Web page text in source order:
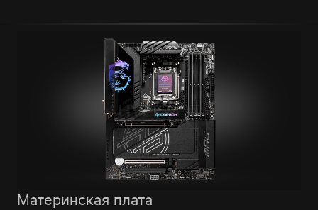
Материнская плата